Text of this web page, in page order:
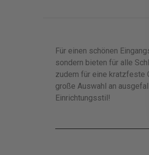
Für einen schönen
sondern bieten für alle
zudem für eine kratzfeste
große Auswahl an
Einrichtungsstil!